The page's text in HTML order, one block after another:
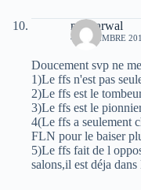
moh arwal
4 NOVEMBRE
Doucement svp ne
1)Le ffs n'est pas
2)Le ffs est le
3)Le ffs est le
4(Le ffs a seulement
FLN pour le baiser
5)Le ffs fait de l
salons,il est déja dans